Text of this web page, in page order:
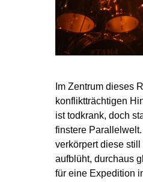
Im Zentrum dieses
konfliktträchtigen
ist todkrank, doch
finstere
verkörpert diese
aufblüht, durchaus
für eine Expedition